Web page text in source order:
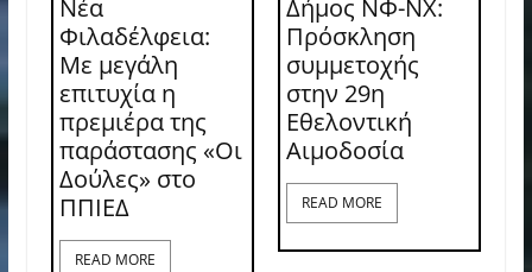
Νέα
Φιλαδέλφεια:
Με μεγάλη
επιτυχία η
πρεμιέρα της
παράστασης «Οι
Δούλες» στο
ΠΠΙΕΔ
READ MORE
Δήμος ΝΦ-ΝΧ:
Πρόσκληση
συμμετοχής
στην 29η
Εθελοντική
Αιμοδοσία
READ MORE